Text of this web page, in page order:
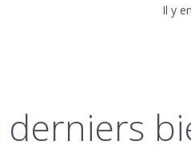
Il y
derniers